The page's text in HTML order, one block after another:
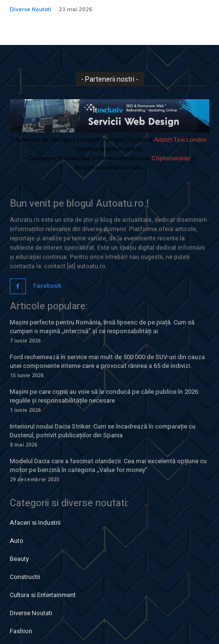
Diverse Noutati 23 mai 2026
- Partenerii nostri -
- Ai nevoie de transport aeroport in Anglia? Încearcă Airport Taxi London
Calitate la prețul corect.
- Companie specializata in tranzactionarea de Criptomonedesi
infrastructura blockchain.
Bun venit pe blogul Autoatu.ro !
Autoatu.ro este un site de știri și blog de actualitate, dedicat diseminării
informațiilor relevante din diverse domenii. Platforma oferă articole,
reportaje și analize pe teme variate, de la evenimente recente la
subiecte de interes specializat. Este un spațiu digital dedicat informării
și educației continue. Pentru orice întrebări sau sugestii, ne puteți
contacta la: contact [at] autoatu.ro
Facebook
Articole populare:
Mașini perfecte pentru România, însă lipsesc de pe piață. Cum să
cumperi o mașină „interzisă” și ce responsabilități ai.
7 iunie 2026
Ford rechemează în service mai mult de 500.000 de SUV-uri din cauza
unei componente interne care a provocat rănirea a 65 de indivizi.
15 iunie 2026
Mașini pe care copiii au voie să le conducă pe căile publice în 2026:
regulile și responsabilitățile necesare
1 iunie 2026
Interiorul noului Dacia Striker: Cum se încadrează în comparație cu
Dusterul, potrivit publicațiilor din Spania
8 mai 2026
Modelul Dacia care a fascinat olandezii: Cea mai excelentă opțiune cu
motor pe benzină în categoria „Value for money”
29 decembrie 2025
Categorii si diverse noutati:
Afaceri si Industrii
Auto
Beauty
Constructii
Cultura si Entertainment
Diverse Noutati
Fashion